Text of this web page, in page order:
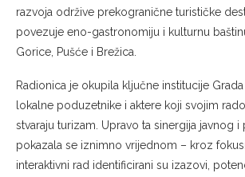
razvoja održive prekogranične turističke
povezuje eno-gastronomiju i kulturnu
Gorice, Pušće i Brežica.
Radionica je okupila ključne institucije
lokalne poduzetnike i aktere koji svojim
stvaraju turizam. Upravo ta sinergija javnog i
pokazala se iznimno vrijednom – kroz
interaktivni rad identificirani su izazovi,